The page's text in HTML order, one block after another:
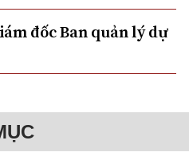
đốc Ban quản lý dự